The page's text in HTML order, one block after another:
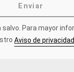
Enviar
salvo.
Aviso de privacidad